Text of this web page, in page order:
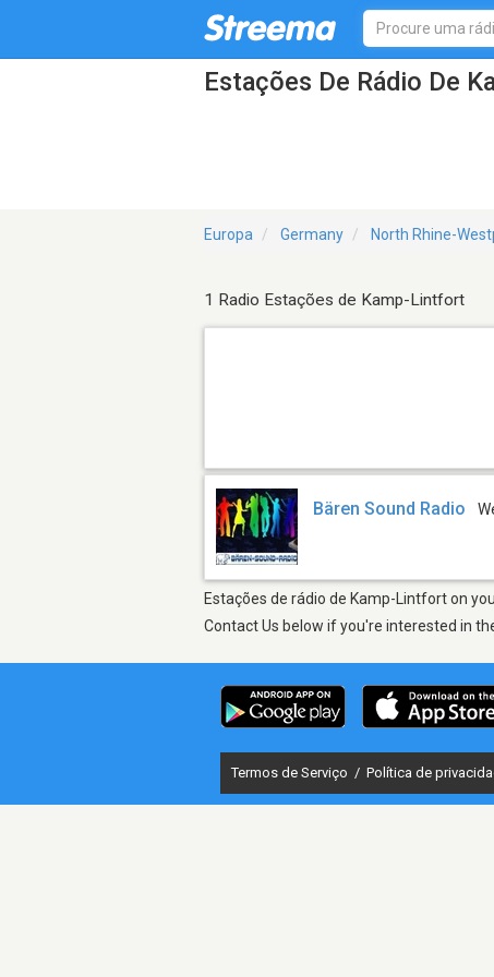
Estações De Rádio De
Europa Germany North Rhine-
1 Radio Estações de Kamp-Lintfort
Bären Sound Radio
Estações de rádio de Kamp-Lintfort on
Contact Us below if you're interested in
Termos de Serviço / Política de